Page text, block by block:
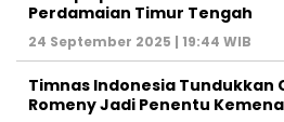
Perdamaian Timur Tengah
24 September 2025 | 19:44 WIB
Timnas Indonesia Tundukkan
Romeny Jadi Penentu